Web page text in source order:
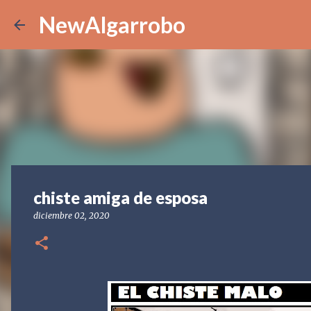
NewAlgarrobo
chiste amiga de esposa
diciembre 02, 2020